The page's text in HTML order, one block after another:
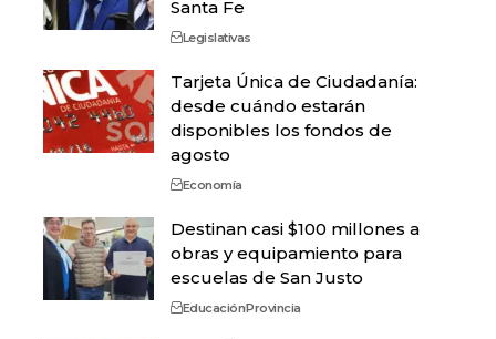
Santa Fe
Legislativas
Tarjeta Única de Ciudadanía:
desde cuándo estarán
disponibles los fondos de
agosto
Economía
Destinan casi $100 millones a
obras y equipamiento para
escuelas de San Justo
EducaciónProvincia